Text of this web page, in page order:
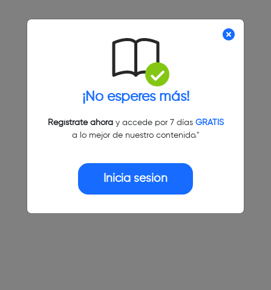
¡No esperes más!
Regístrate ahoray accede por 7 días GRATIS
a lo mejor de nuestro contenido."
Inicia sesión